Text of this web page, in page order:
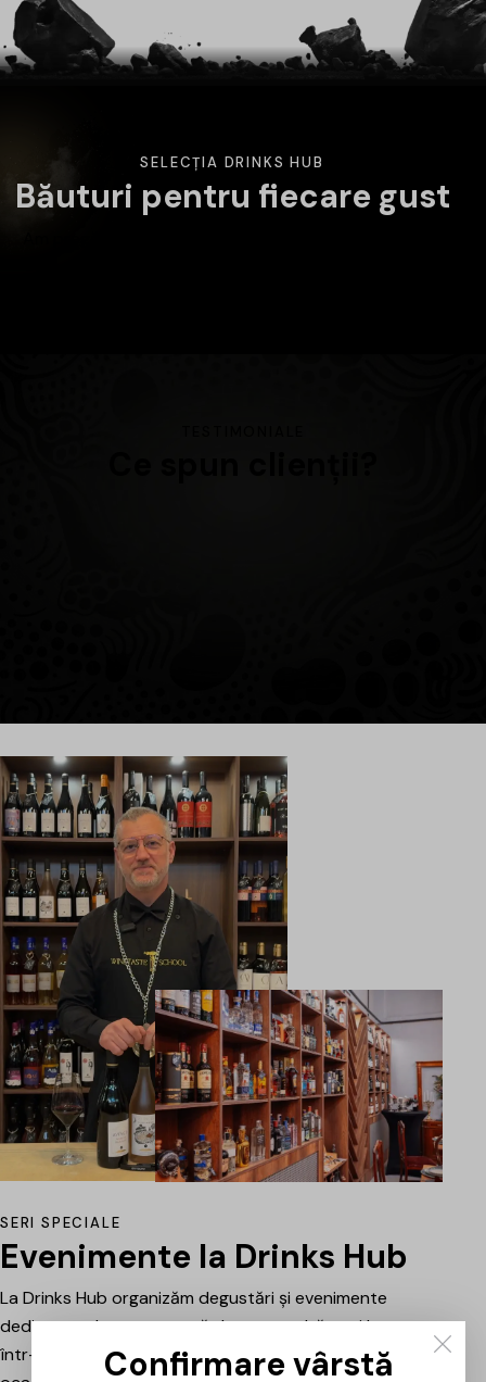
SELECȚIA DRINKS HUB
Băuturi pentru fiecare gust
SERI SPECIALE
Evenimente la Drinks Hub
La Drinks Hub organizăm degustări și evenimente
dedicate celor care vor să descopere băuturi bune
într-o atmosferă relaxată. Fiecare întâlnire este o
Confirmare vârstă